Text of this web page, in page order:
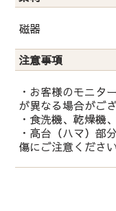
磁器
注意事項
・お客様のモニタ
が異なる場合がご
・食洗機、乾燥機
・高台（ハマ）部
傷にご注意ください